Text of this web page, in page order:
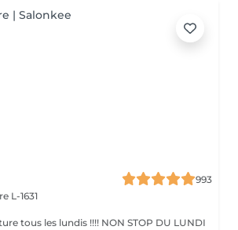
993
L-1631
tous les lundis !!!! NON STOP DU LUNDI